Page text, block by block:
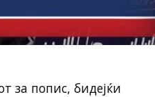
за попис, бидејќи